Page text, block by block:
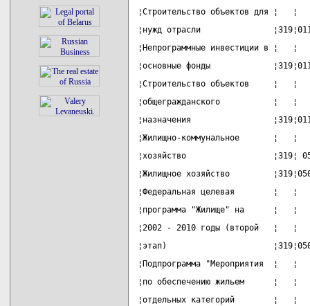
¦Строительство объектов
¦нужд отрасли
¦Непрограммные инвестиции
¦основные фонды
¦Строительство объектов
¦общегражданского
¦назначения
¦Жилищно-коммунальное
¦хозяйство                  ¦319¦
¦Жилищное хозяйство
¦Федеральная целевая
¦программа "Жилище" на
¦2002 - 2010 годы (второй
¦этап)
¦Подпрограмма
¦по обеспечению жильем
¦отдельных категорий